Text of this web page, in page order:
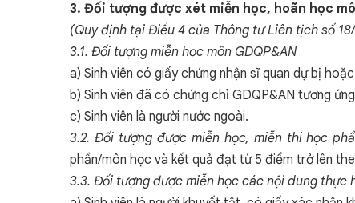
3. Đối tượng được xét miễn học, hoãn học
(Quy định tại Điều 4 của Thông tư Liên tịch số
3.1. Đối tượng miễn học môn GDQP&AN
a) Sinh viên có giấy chứng nhận sĩ quan dự bị
b) Sinh viên đã có chứng chỉ GDQP&AN tương
c) Sinh viên là người nước ngoài.
3.2. Đối tượng được miễn học, miễn thi học
phần/môn học và kết quả đạt từ 5 điểm trở lên
3.3. Đối tượng được miễn học các nội dung thực